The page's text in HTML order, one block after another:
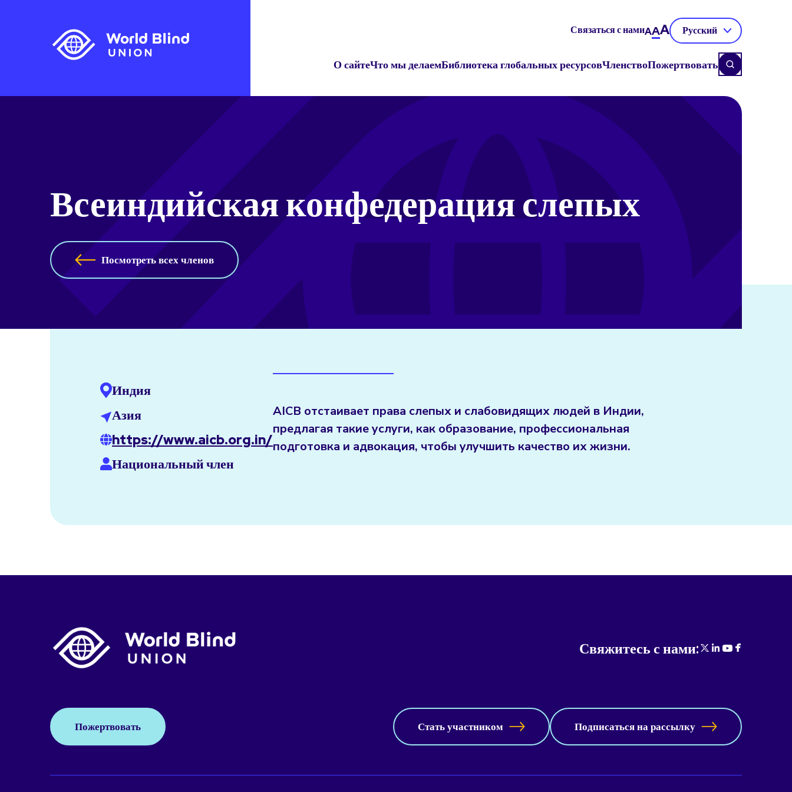
Связаться с намиAAA Русский
О сайтеЧто мы делаемБиблиотека глобальных ресурсовЧленствоПожертвовать
Всеиндийская конфедерация слепых
Посмотреть всех членов
Индия
Азия
https://www.aicb.org.in/
Национальный член
AICB отстаивает права слепых и слабовидящих людей в Индии,
предлагая такие услуги, как образование, профессиональная
подготовка и адвокация, чтобы улучшить качество их жизни.
Пожертвовать Стать участником Подписаться на рассылку
Свяжитесь с нами: